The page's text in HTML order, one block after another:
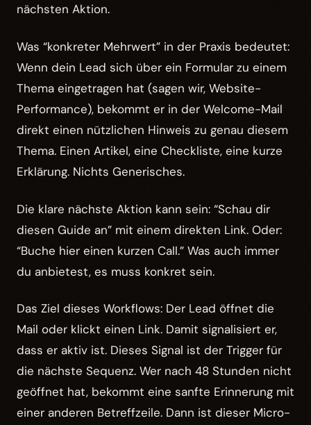
nächsten Aktion.
Was “konkreter Mehrwert” in der Praxis bedeutet:
Wenn dein Lead sich über ein Formular zu einem
Thema eingetragen hat (sagen wir, Website-
Performance), bekommt er in der Welcome-Mail
direkt einen nützlichen Hinweis zu genau diesem
Thema. Einen Artikel, eine Checkliste, eine kurze
Erklärung. Nichts Generisches.
Die klare nächste Aktion kann sein: “Schau dir
diesen Guide an” mit einem direkten Link. Oder:
“Buche hier einen kurzen Call.” Was auch immer
du anbietest, es muss konkret sein.
Das Ziel dieses Workflows: Der Lead öffnet die
Mail oder klickt einen Link. Damit signalisiert er,
dass er aktiv ist. Dieses Signal ist der Trigger für
die nächste Sequenz. Wer nach 48 Stunden nicht
geöffnet hat, bekommt eine sanfte Erinnerung mit
einer anderen Betreffzeile. Dann ist dieser Micro-